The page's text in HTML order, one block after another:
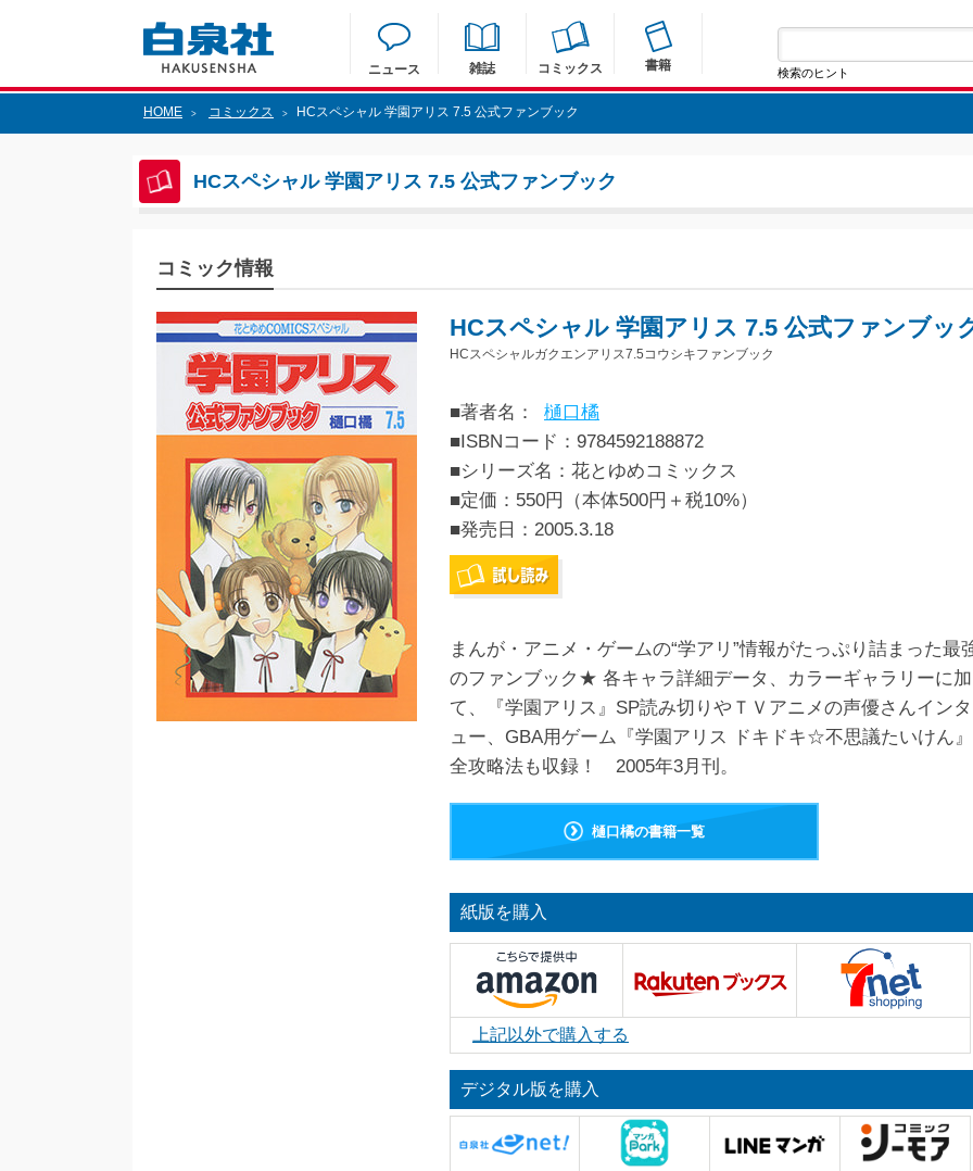
ニュース 雑誌 コミックス 書籍 検索のヒント
HOME > コミックス > HCスペシャル 学園アリス 7.5 公式ファンブック
HCスペシャル 学園アリス 7.5 公式ファンブック
コミック情報
HCスペシャル 学園アリス 7.5 公式ファンブッ
HCスペシャルガクエンアリス7.5コウシキファンブック
■著者名：
樋口橘
■ISBNコード：9784592188872
■シリーズ名：花とゆめコミックス
■定価：550円（本体500円＋税10%）
■発売日： 2005.3.18
まんが・アニメ・ゲームの“学アリ”情報がたっぷり詰まった最
のファンブック★ 各キャラ詳細データ、カラーギャラリーに
て、『学園アリス』SP読み切りやＴＶアニメの声優さんイン
ュー、GBA用ゲーム『学園アリス ドキドキ☆不思議たいけん
全攻略法も収録！ 2005年3月刊。
樋口橘の書籍一覧
紙版を購入
上記以外で購入する
デジタル版を購入